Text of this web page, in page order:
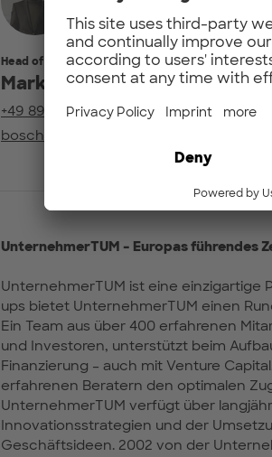
Head of Public Relations
Markus Bosch
+49 89-5419869903
bosch@unternehmertum.de
UnternehmerTUM – Europas führendes
UnternehmerTUM ist eine
ups bietet UnternehmerTUM einen
Ein Team aus über 400 erfahrenen
und Investoren, unterstützt beim
Finanzierung – auch mit Venture
erfahrenen Beratern den optimalen
UnternehmerTUM verfügt über
Innovationsstrategien und der
Geschäftsideen. 2002 von der